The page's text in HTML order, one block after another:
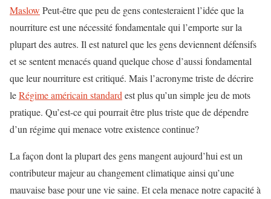
Maslow Peut-être que peu de gens contesteraient l’idée que la
nourriture est une nécessité fondamentale qui l’emporte sur la
plupart des autres. Il est naturel que les gens deviennent défensifs
et se sentent menacés quand quelque chose d’aussi fondamental
que leur nourriture est critiqué. Mais l’acronyme triste de décrire
leRégime américain standard est plus qu’un simple jeu de mots
pratique. Qu’est-ce qui pourrait être plus triste que de dépendre
d’un régime qui menace votre existence continue?
La façon dont la plupart des gens mangent aujourd’hui est un
contributeur majeur au changement climatique ainsi qu’une
mauvaise base pour une vie saine. Et cela menace notre capacité à